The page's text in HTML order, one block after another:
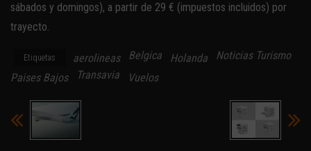
sábados y domingos), a partir de 29 € (impuestos incluidos) por
trayecto.
Etiquetas aerolineas Belgica Holanda
Noticias Turismo
Paises Bajos
Transavia Vuelos